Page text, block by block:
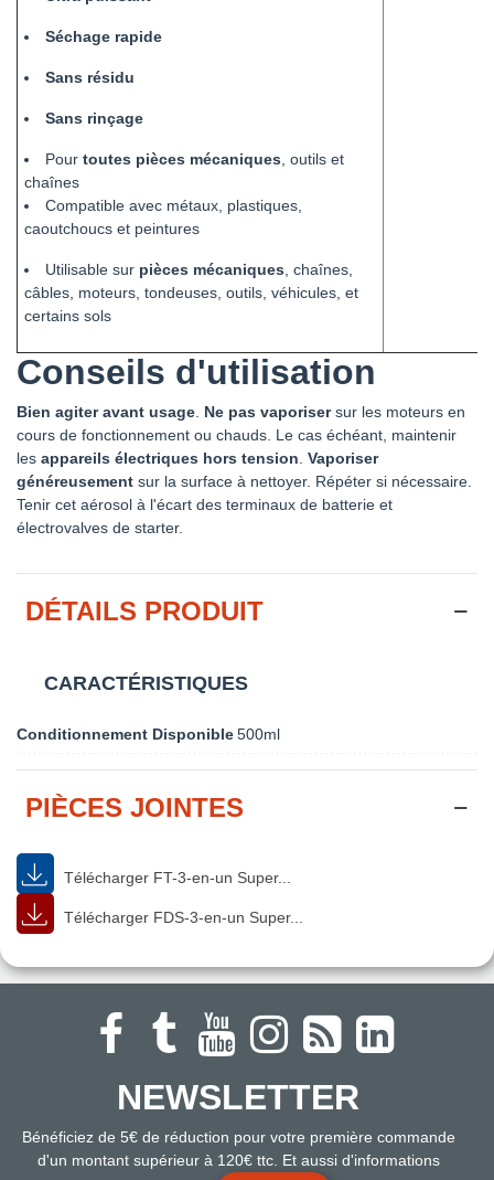
Séchage rapide
Sans résidu
Sans rinçage
Pour toutes pièces mécaniques , outils et
chaînes
Compatible avec métaux, plastiques,
caoutchoucs et peintures
Utilisable sur pièces mécaniques , chaînes,
câbles, moteurs, tondeuses, outils, véhicules, et
certains sols
Conseils d'utilisation
Bien agiter avant usage Ne pas vaporisersur les moteurs en
cours de fonctionnement ou chauds. Le cas échéant, maintenir
les appareils électriques hors tension Vaporiser
généreusement sur la surface à nettoyer. Répéter si nécessaire.
Tenir cet aérosol à l'écart des terminaux de batterie et
électrovalves de starter.
DÉTAILS PRODUIT
CARACTÉRISTIQUES
Conditionnement Disponible500ml
PIÈCES JOINTES
Télécharger FT-3-en-un Super...
Télécharger FDS-3-en-un Super...
NEWSLETTER
Bénéficiez de 5€ de réduction pour votre première commande
d'un montant supérieur à 120€ ttc. Et aussi d'informations